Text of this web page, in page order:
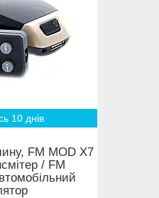
10 днів
FM MOD X7
/ FM